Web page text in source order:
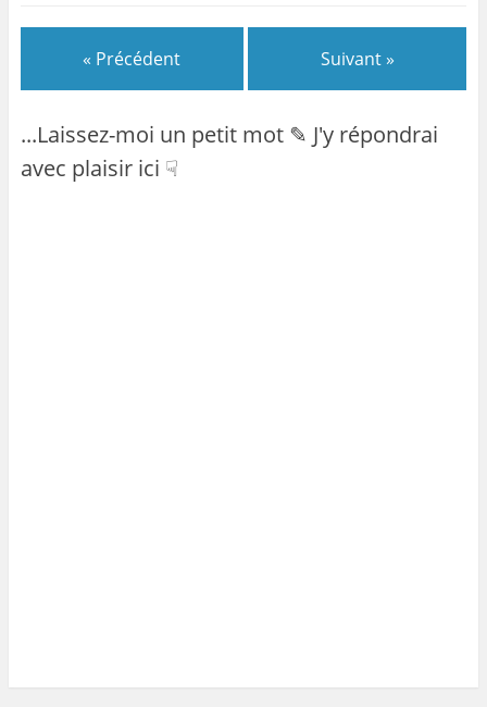
« Précédent Suivant »
...Laissez-moi un petit mot ✎ J'y répondrai
avec plaisir ici ☟